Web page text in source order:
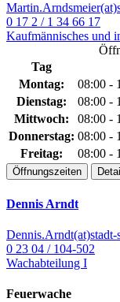
0 17 2 / 1 34 66 17
Kaufmännisches und
Tag
Montag:
08:00 -
Dienstag:
08:00 -
Mittwoch:
08:00 -
Donnerstag: 08:00 -
Freitag:
08:00 -
Öffnungszeiten
Dennis Arndt
Dennis.Arndt(at)stadt-
0 23 04 / 104-502
Wachabteilung I
Feuerwache